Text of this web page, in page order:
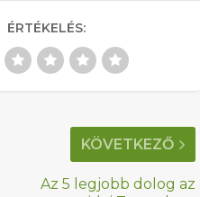
ÉRTÉKELÉS:
KÖVETKEZŐ
Az 5 legjobb dolog az